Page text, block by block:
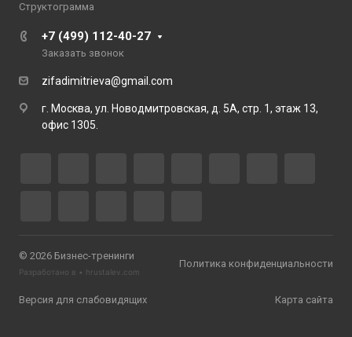
Структограмма
+7 (499) 112-40-27
Заказать звонок
zifadimitrieva@gmail.com
г. Москва, ул. Новодмитровская, д. 5А, стр. 1, этаж 13,
офис 1305.
© 2026 Бизнес-тренинги
Разработано в • hrustalev.com
Политика конфиденциальности
Версия для слабовидящих Карта сайта